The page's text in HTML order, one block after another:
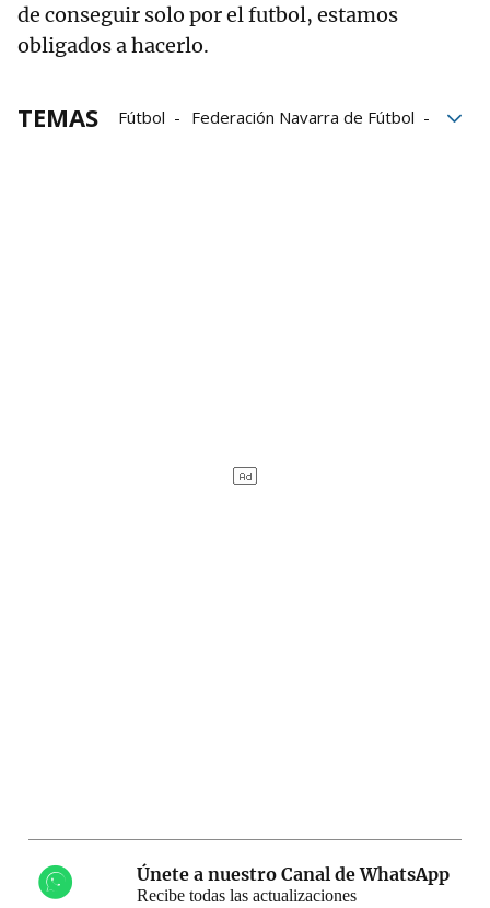
de conseguir solo por el futbol, estamos
obligados a hacerlo.
TEMAS Fútbol
Federación Navarra de Fútbol
Únete a nuestro Canal de WhatsApp
Recibe todas las actualizaciones